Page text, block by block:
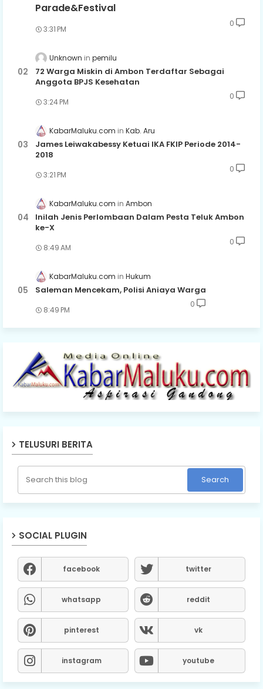
Parade&Festival
3:31 PM
0
Unknown pemilu
72 Warga Miskin di Ambon Terdaftar Sebagai
Anggota BPJS Kesehatan
3:24 PM
0
KabarMaluku.com Kab. Aru
James Leiwakabessy Ketuai IKA FKIP Periode 2014-
2018
3:21 PM
0
KabarMaluku.com Ambon
Inilah Jenis Perlombaan Dalam Pesta Teluk Ambon
ke-X
8:49 AM
0
KabarMaluku.com Hukum
Saleman Mencekam, Polisi Aniaya Warga
8:49 PM
0
TELUSURI BERITA
SOCIAL PLUGIN
facebook twitter
whatsapp reddit
pinterest vk
instagram youtube